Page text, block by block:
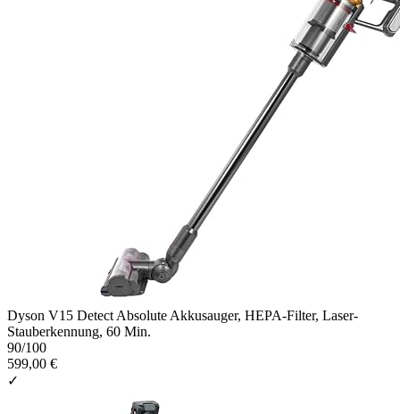
Dyson V15 Detect Absolute Akkusauger, HEPA-Filter, Laser-
Stauberkennung, 60 Min.
90/100
599,00 €
✓